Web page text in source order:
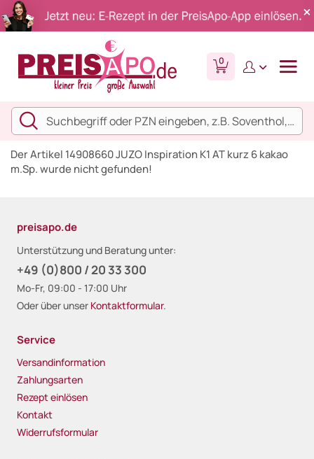
0
Der Artikel 14908660 JUZO Inspiration K1 AT kurz 6 kakao
m.Sp. wurde nicht gefunden!
preisapo.de
Unterstützung und Beratung unter:
+49 (0)800 / 20 33 300
Mo-Fr, 09:00 - 17:00 Uhr
Oder über unser Kontaktformular.
Service
Versandinformation
Zahlungsarten
Rezept einlösen
Kontakt
Widerrufsformular